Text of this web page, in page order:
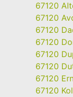
67120
67120
67120
67120
67120
67120
67120
67120